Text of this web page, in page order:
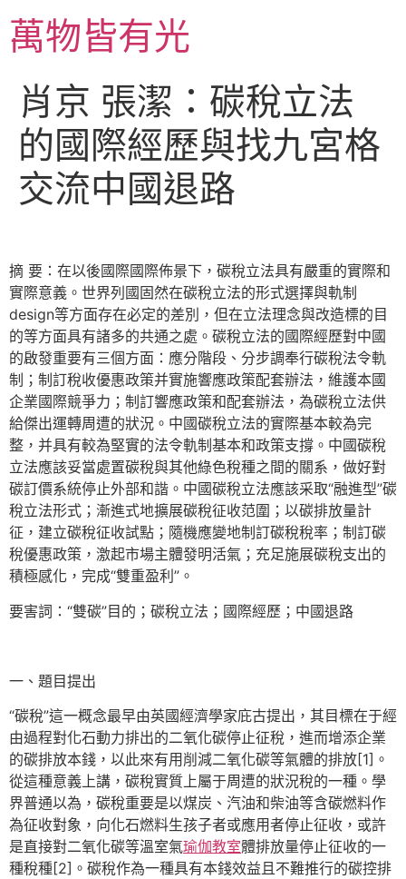
主萬物皆有光
肖京 張潔：碳稅立法
的國際經歷與找九宮格
交流中國退路
摘 要：在以後國際國際佈景下，碳稅立法具有嚴重的實際和
實際意義。世界列國固然在碳稅立法的形式選擇與軌制
design等方面存在必定的差別，但在立法理念與改造標的目
的等方面具有諸多的共通之處。碳稅立法的國際經歷對中國
的啟發重要有三個方面：應分階段、分步調奉行碳稅法令軌
制；制訂稅收優惠政策并實施響應政策配套辦法，維護本國
企業國際競爭力；制訂響應政策和配套辦法，為碳稅立法供
給傑出運轉周遭的狀況。中國碳稅立法的實際基本較為完
整，并具有較為堅實的法令軌制基本和政策支撐。中國碳稅
立法應該妥當處置碳稅與其他綠色稅種之間的關系，做好對
碳訂價系統停止外部和諧。中國碳稅立法應該采取“融進型”碳
稅立法形式；漸進式地擴展碳稅征收范圍；以碳排放量計
征，建立碳稅征收試點；隨機應變地制訂碳稅稅率；制訂碳
稅優惠政策，激起市場主體發明活氣；充足施展碳稅支出的
積極感化，完成“雙重盈利”。
要害詞：“雙碳”目的；碳稅立法；國際經歷；中國退路
一、題目提出
“碳稅”這一概念最早由英國經濟學家庇古提出，其目標在于經
由過程對化石動力排出的二氧化碳停止征稅，進而增添企業
的碳排放本錢，以此來有用削減二氧化碳等氣體的排放[1]。
從這種意義上講，碳稅實質上屬于周遭的狀況稅的一種。學
界普通以為，碳稅重要是以煤炭、汽油和柴油等含碳燃料作
為征收對象，向化石燃料生孩子者或應用者停止征收，或許
是直接對二氧化碳等溫室氣瑜伽教室體排放量停止征收的一
種稅種[2]。碳稅作為一種具有本錢效益且不難推行的碳控排